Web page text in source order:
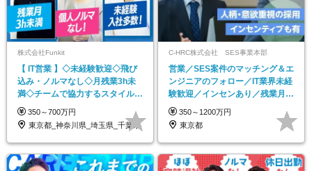
株式会社Funkit
【 IT営業 】◇未経験歓迎◇飛び
込み・ノルマなし◇月残業3h未
満◇チームで協力するスタイルの
営業◇
350～700万円
東京都_神奈川県_埼玉県_千葉県
C-HRC株式会社 SES事業本部
営業／SES案件のマッチング＆エ
ンジニアのフォロー／IT業界未経
験歓迎／インセンあり／残業月平
均10h未満
350～1200万円
東京都